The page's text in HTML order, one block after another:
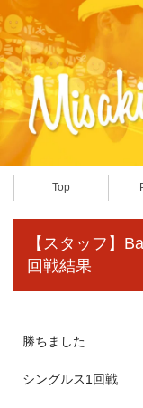
Top
【スタッフ】
回戦結果
勝ちました
シングルス1回戦